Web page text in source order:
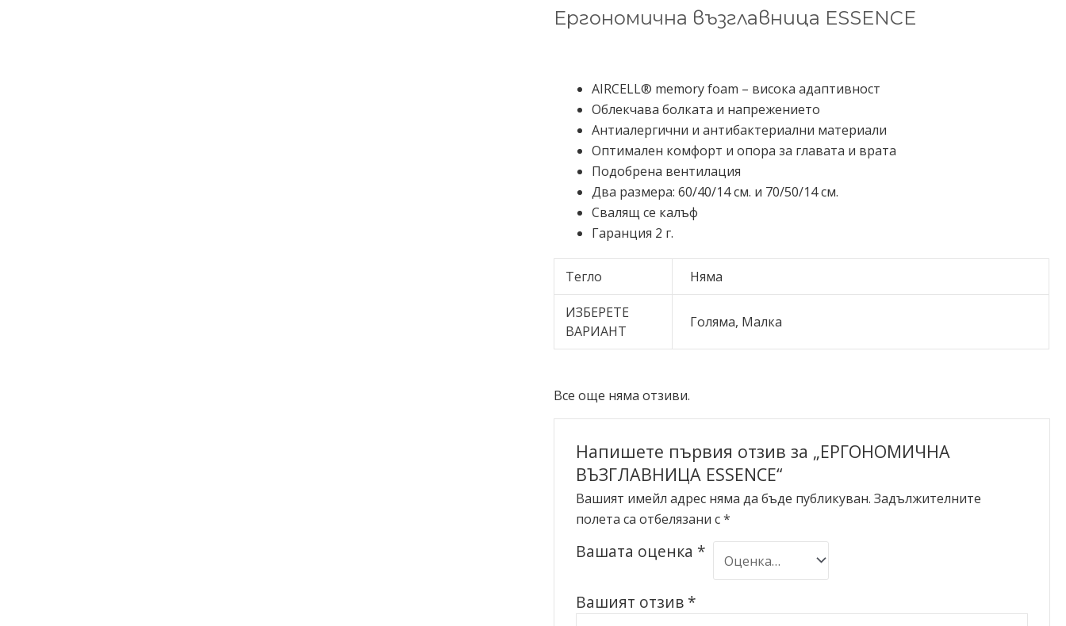
Ергономична възглавница ESSENCE
AIRCELL® memory foam – висока адаптивност
Облекчава болката и напрежението
Антиалергични и антибактериални материали
Оптимален комфорт и опора за главата и врата
Подобрена вентилация
Два размера: 60/40/14 см. и 70/50/14 см.
Свалящ се калъф
Гаранция 2 г.
Тегло Няма
ИЗБЕРЕТЕ
ВАРИАНТ
Голяма, Малка
Все още няма отзиви.
Напишете първия отзив за „ЕРГОНОМИЧНА
ВЪЗГЛАВНИЦА ESSENCE“
Вашият имейл адрес няма да бъде публикуван. Задължителните
полета са отбелязани с*
Вашата оценка *
Вашият отзив *